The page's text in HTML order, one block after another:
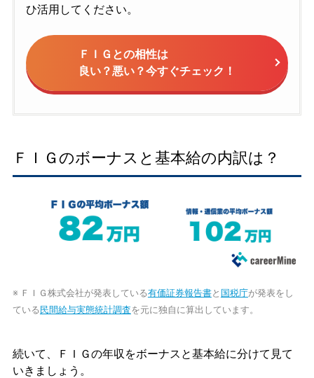
ひ活用してください。
ＦＩＧとの相性は
良い？悪い？今すぐチェック！
ＦＩＧのボーナスと基本給の内訳は？
※ ＦＩＧ株式会社が発表している有価証券報告書と 国税庁が発表をし
ている 民間給与実態統計調査を元に独自に算出しています。
続いて、ＦＩＧの年収をボーナスと基本給に分けて見て
いきましょう。